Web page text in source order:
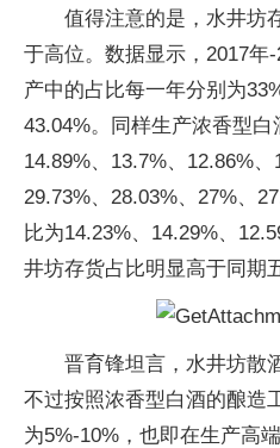
值得注意的是，水井坊
于高位。数据显示，2017年
产中的占比每一年分别为
43.04%。同样生产浓香型
14.89%、13.7%、12.86%
29.73%、28.03%、27%、
比为14.23%、14.29%、
井坊存货占比明显高于同期
晋育锋坦言，水井坊散
不过按照浓香型白酒的酿造
为5%-10%，也即在生产高